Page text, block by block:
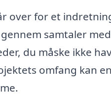
over for et
samtaler
du måske ikke
omfang kan